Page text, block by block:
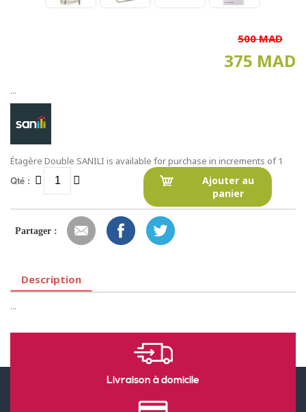
500 MAD
375 MAD
...
Étagère Double SANILI is available for purchase in increments of 1
Qté :
Ajouter au
panier
Partager :
Description
...
Livraison à domicile